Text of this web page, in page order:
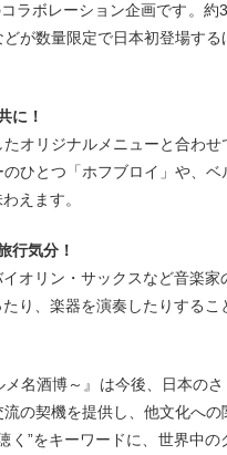
ラボレーション企画です。
が数量限定で日本初登場す
に！
オリジナルメニューと合わ
ひとつ「ホフブロイ」や、
えます。
行気分！
オリン・サックスなど音楽家
り、楽器を演奏したりするこ
名酒博～』は今後、日本の
の契機を提供し、他文化へ
く”をキーワードに、世界中